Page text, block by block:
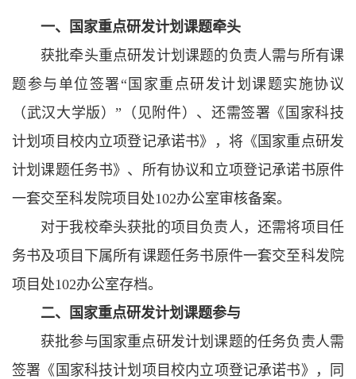
一、国家重点研发计划课题牵头
获批牵头重点研发计划课题的负责人需与所有课
题参与单位签署“国家重点研发计划课题实施协议
（武汉大学版）”（见附件）、还需签署《国家科技
计划项目校内立项登记承诺书》，将《国家重点研发
计划课题任务书》、所有协议和立项登记承诺书原件
一套交至科发院项目处102办公室审核备案。
对于我校牵头获批的项目负责人，还需将项目任
务书及项目下属所有课题任务书原件一套交至科发院
项目处102办公室存档。
二、国家重点研发计划课题参与
获批参与国家重点研发计划课题的任务负责人需
签署《国家科技计划项目校内立项登记承诺书》，同